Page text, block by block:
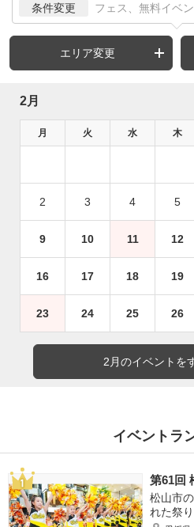
条件変更 フェス、無料イベン
エリア変更
2月
月 火 水 木
2 3 4 5
9 10 11 12
16 17 18 19
23 24 25 26
2月のイベントを
イベントラ
第61回
松山市
れた祭